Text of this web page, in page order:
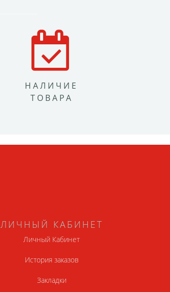
НАЛИЧИЕ
ТОВАРА
ЛИЧНЫЙ КАБИНЕТ
Личный Кабинет
История заказов
Закладки